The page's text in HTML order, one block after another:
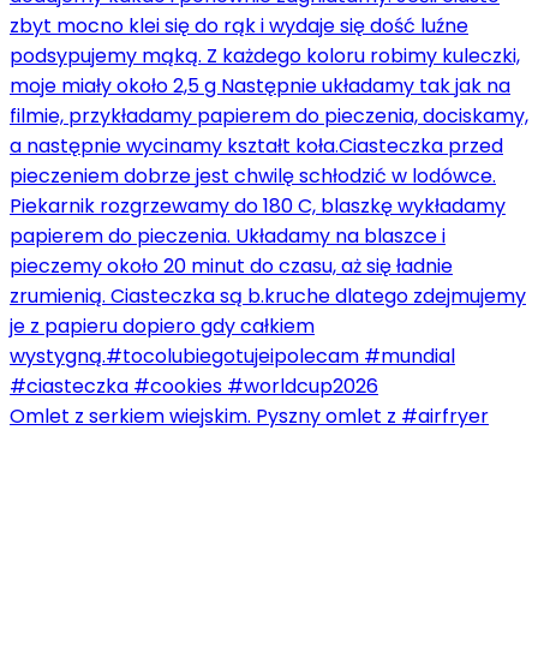
Omlet z serkiem wiejskim. Pyszny omlet z #airfryer